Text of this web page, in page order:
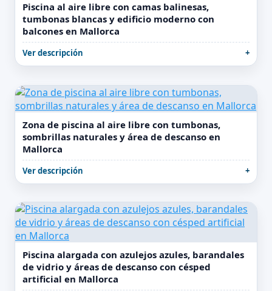
Piscina al aire libre con camas balinesas,
tumbonas blancas y edificio moderno con
balcones en Mallorca
Ver descripción
Zona de piscina al aire libre con tumbonas,
sombrillas naturales y área de descanso en
Mallorca
Ver descripción
Piscina alargada con azulejos azules, barandales
de vidrio y áreas de descanso con césped
artificial en Mallorca